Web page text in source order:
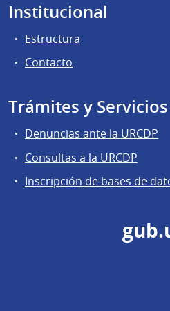
Institucional
Estructura
Contacto
Trámites y Servicios
Denuncias ante la URCDP
Consultas a la URCDP
Inscripción de bases de